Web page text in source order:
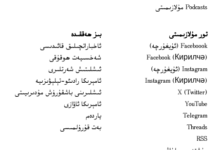
Podcasts مۇلازىمىتى
تور مۇلازىمىتى
Faceboook (ئۇيغۇرچە)
Opens in new window
Facebook (Кирилчә)
Opens in new window
Instagram (ئۇيغۇرچە)
Opens in new window
Instagram (Кирилчә)
Opens in new window
X (Twitter)
YouTube
Telegram
Threads
RSS
بىز ھەققىدە
ئاخباراتچىلىق قائىدىسى
شەخسىيەت ھوقۇقى
ئىشلىتىش شەرتلىرى
ئامېرىكا رادىئو-تېلېۋىزىيە
ئىشلىرىنى باشقۇرۇش مۇدىرىيىتى
ئامېرىكا ئاۋازى
ياردەم
بەت قۇرۇلمىسى